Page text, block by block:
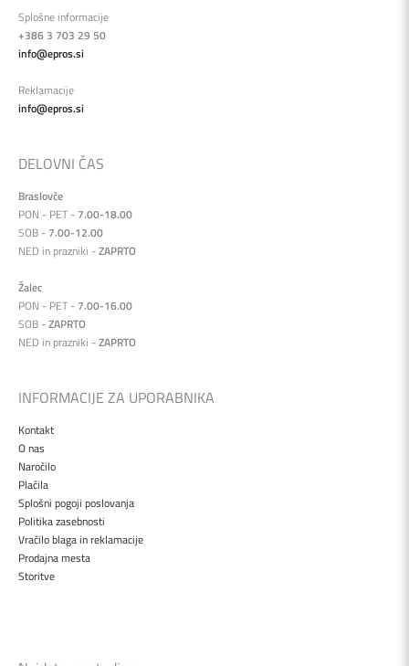
Splošne informacije
+386 3 703 29 50
info@epros.si
Reklamacije
info@epros.si
DELOVNI ČAS
Braslovče
PON - PET - 7.00-18.00
SOB - 7.00-12.00
NED in prazniki -ZAPRTO
Žalec
PON - PET - 7.00-16.00
SOB -ZAPRTO
NED in prazniki -ZAPRTO
INFORMACIJE ZA UPORABNIKA
Kontakt
O nas
Naročilo
Plačila
Splošni pogoji poslovanja
Politika zasebnosti
Vračilo blaga in reklamacije
Prodajna mesta
Storitve